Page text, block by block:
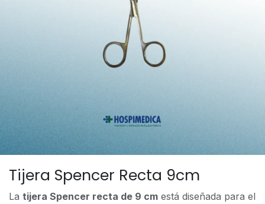
Tijera Spencer Recta 9cm
La tijera Spencer recta de 9 cm está diseñada para el